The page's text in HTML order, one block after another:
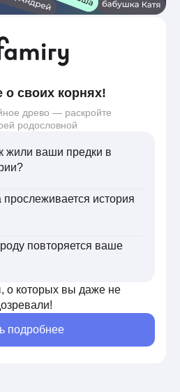
о своих корнях!
древо — раскройте
родословной
жили ваши предки в
прослеживается история
повторяется ваше
о которых вы даже не
подробнее